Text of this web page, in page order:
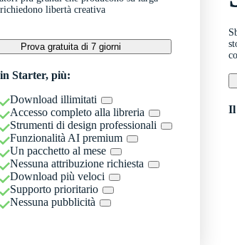
libertà creativa
Prova gratuita di 7 giorni
Starter, più:
Download illimitati
Accesso completo alla libreria
Strumenti di design professionali
Funzionalità AI premium
Un pacchetto al mese
Nessuna attribuzione richiesta
Download più veloci
Supporto prioritario
Nessuna pubblicità
Il